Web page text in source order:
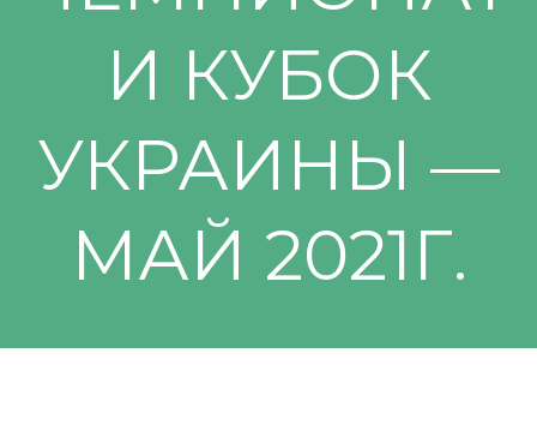
И КУБОК
УКРАИНЫ —
МАЙ 2021Г.